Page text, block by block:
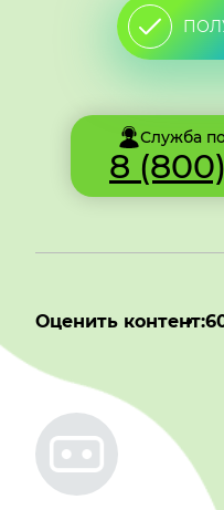
Служба
8
Оценить контент: